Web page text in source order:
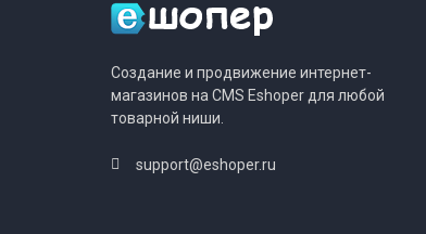
Создание и продвижение интернет-
магазинов на CMS Eshoper для любой
товарной ниши.
support@eshoper.ru